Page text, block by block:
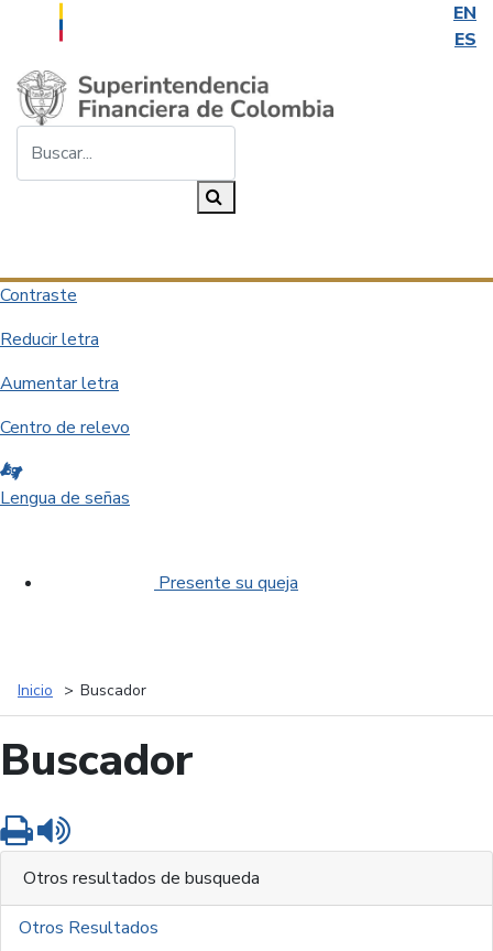
EN
ES
Saltar al contenido principal
Contraste
Reducir letra
Aumentar letra
Centro de relevo
Lengua de señas
Presente su queja
Inicio Buscador
Buscador
Imprimir
Otros resultados de busqueda
Otros Resultados